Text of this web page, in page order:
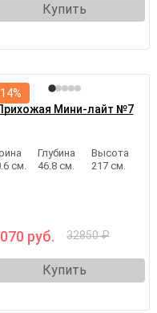
Купить
Мини-лайт №7
см.
Глубина
46.8 см.
Высота
217 см.
руб. 32850 ₽
Купить